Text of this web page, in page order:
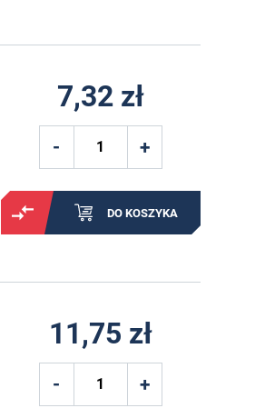
7,32 zł
DO KOSZYKA
11,75 zł